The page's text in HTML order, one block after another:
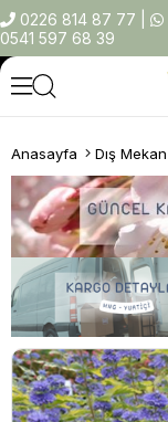
0226 814 87 77
0541 597 68 39
Anasayfa Dış